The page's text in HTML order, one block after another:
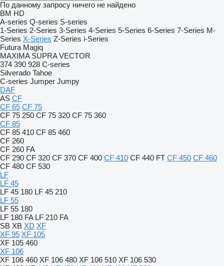
По данному запросу ничего не найдено
BM HD
A-series Q-series S-series
1-Series 2-Series 3-Series 4-Series 5-Series 6-Series 7-Series M-
Series X-Series Z-Series i-Series
Futura Magiq
MAXIMA SUPRA VECTOR
374 390 928 C-series
Silverado Tahoe
C-series Jumper Jumpy
DAF
AS CF
CF 65 CF 75
CF 75 250 CF 75 320 CF 75 360
CF 85
CF 85 410 CF 85 460
CF 260
CF 260 FA
CF 290 CF 320 CF 370 CF 400 CF 410 CF 440 FT CF 450 CF 460
CF 480 CF 530
LF
LF 45
LF 45 180 LF 45 210
LF 55
LF 55 180
LF 180 FA LF 210 FA
SB XB XD XF
XF 95 XF 105
XF 105 460
XF 106
XF 106 460 XF 106 480 XF 106 510 XF 106 530